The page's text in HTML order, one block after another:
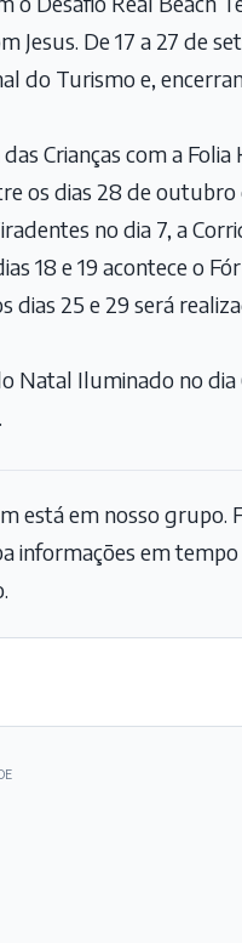
Jesus. De 17 a 27 de
do Turismo e,
Crianças com a Folia
os dias 28 de
no dia 7, a
18 e 19 acontece o
dias 25 e 29 será
Natal Iluminado no
está em nosso grupo.
informações em